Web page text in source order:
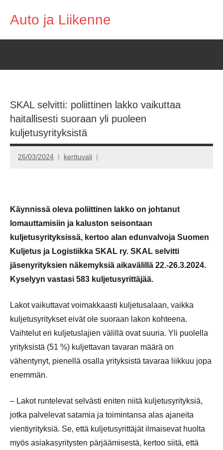
Auto ja Liikenne
SKAL selvitti: poliittinen lakko vaikuttaa
haitallisesti suoraan yli puoleen
kuljetusyrityksistä
26/03/2024 kerttuvali
Käynnissä oleva poliittinen lakko on johtanut
lomauttamisiin ja kaluston seisontaan
kuljetusyrityksissä, kertoo alan edunvalvoja Suomen
Kuljetus ja Logistiikka SKAL ry. SKAL selvitti
jäsenyrityksien näkemyksiä aikavälillä 22.-26.3.2024.
Kyselyyn vastasi 583 kuljetusyrittäjää.
Lakot vaikuttavat voimakkaasti kuljetusalaan, vaikka
kuljetusyritykset eivät ole suoraan lakon kohteena.
Vaihtelut eri kuljetuslajien välillä ovat suuria. Yli puolella
yrityksistä (51 %) kuljettavan tavaran määrä on
vähentynyt, pienellä osalla yrityksistä tavaraa liikkuu jopa
enemmän.
– Lakot runtelevat selvästi eniten niitä kuljetusyrityksiä,
jotka palvelevat satamia ja toimintansa alas ajaneita
vientiyrityksiä. Se, että kuljetusyrittäjät ilmaisevat huolta
myös asiakasyritysten pärjäämisestä, kertoo siitä, että